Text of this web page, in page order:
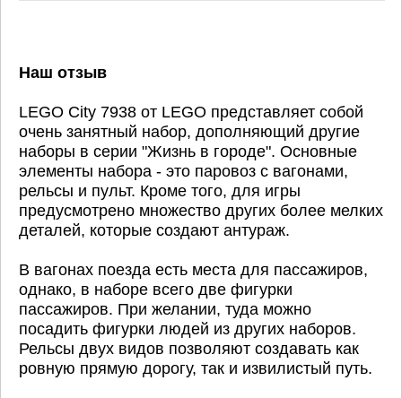
Наш отзыв
LEGO City 7938 от LEGO представляет собой
очень занятный набор, дополняющий другие
наборы в серии "Жизнь в городе". Основные
элементы набора - это паровоз с вагонами,
рельсы и пульт. Кроме того, для игры
предусмотрено множество других более мелких
деталей, которые создают антураж.
В вагонах поезда есть места для пассажиров,
однако, в наборе всего две фигурки
пассажиров. При желании, туда можно
посадить фигурки людей из других наборов.
Рельсы двух видов позволяют создавать как
ровную прямую дорогу, так и извилистый путь.